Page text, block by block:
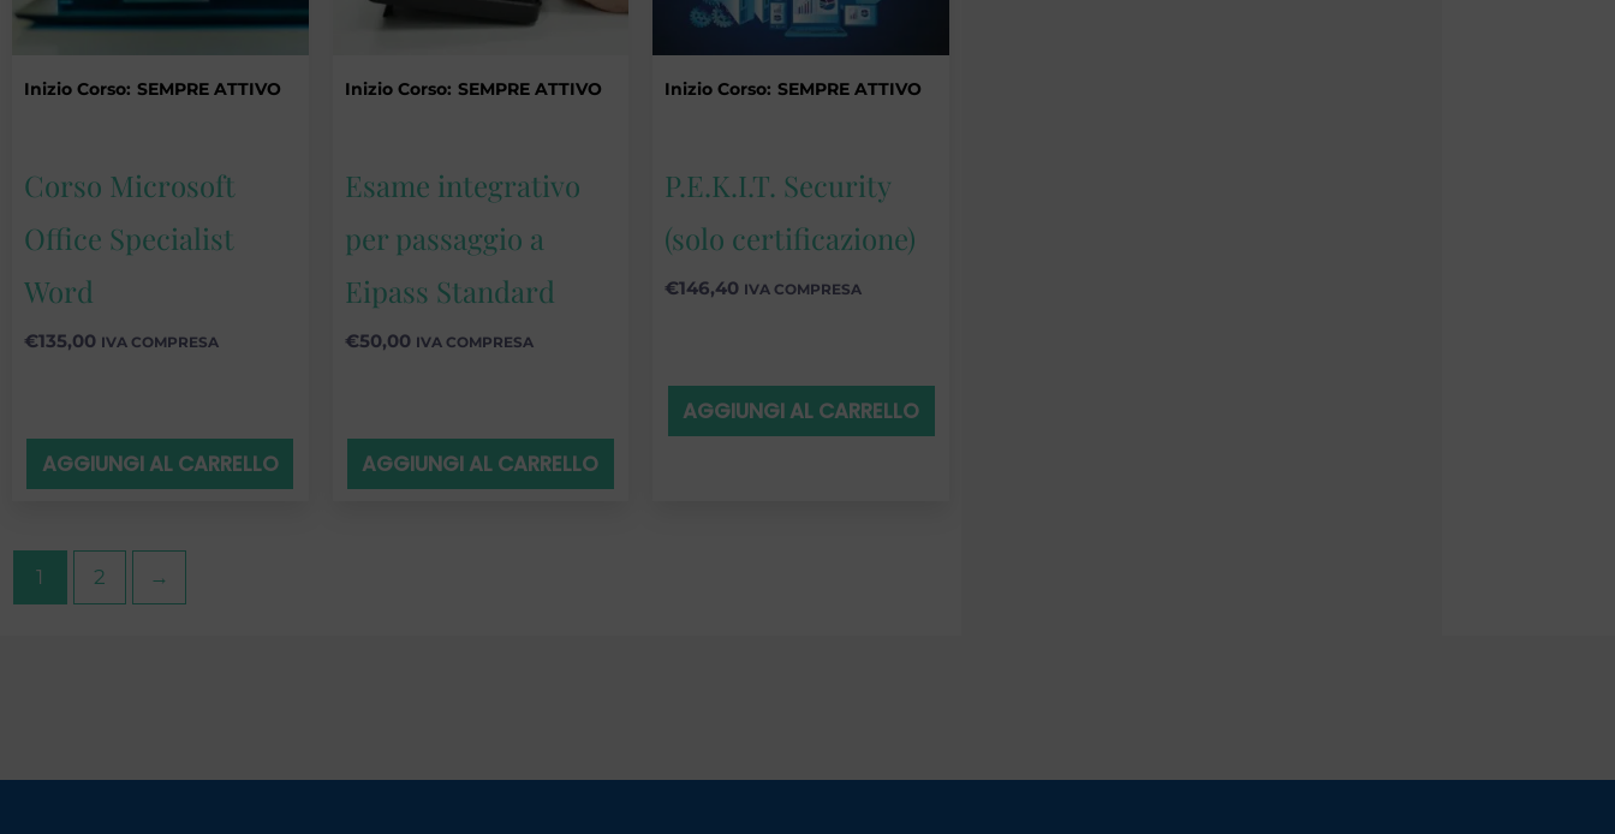
Inizio Corso: SEMPRE ATTIVO
Corso Microsoft
Office Specialist
Word
€135,00 IVA COMPRESA
AGGIUNGI AL CARRELLO
Inizio Corso: SEMPRE ATTIVO
Esame integrativo
per passaggio a
Eipass Standard
€50,00 IVA COMPRESA
AGGIUNGI AL CARRELLO
Inizio Corso: SEMPRE ATTIVO
P.E.K.I.T. Security
(solo certificazione)
€146,40 IVA COMPRESA
AGGIUNGI AL CARRELLO
1 2 →